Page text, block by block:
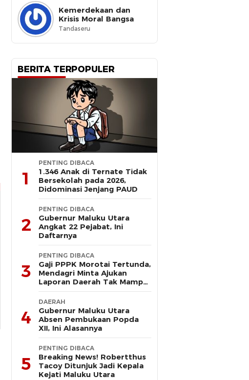
Kemerdekaan dan
Krisis Moral Bangsa
Tandaseru
BERITA TERPOPULER
1
PENTING DIBACA
1.346 Anak di Ternate Tidak
Bersekolah pada 2026,
Didominasi Jenjang PAUD
2
PENTING DIBACA
Gubernur Maluku Utara
Angkat 22 Pejabat, Ini
Daftarnya
3
PENTING DIBACA
Gaji PPPK Morotai Tertunda,
Mendagri Minta Ajukan
Laporan Daerah Tak Mampu
Bayar Pegawai
4
DAERAH
Gubernur Maluku Utara
Absen Pembukaan Popda
XII, Ini Alasannya
5
PENTING DIBACA
Breaking News! Robertthus
Tacoy Ditunjuk Jadi Kepala
Kejati Maluku Utara